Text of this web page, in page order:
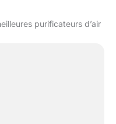
équivalent au
des feuilles
pour un
non perturbé
Ultra-
5W：
purificateurs d’air